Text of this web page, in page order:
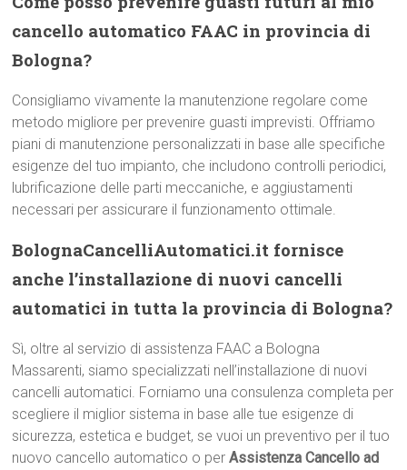
cancello automatico FAAC in provincia di
Bologna?
Consigliamo vivamente la manutenzione regolare come
metodo migliore per prevenire guasti imprevisti. Offriamo
piani di manutenzione personalizzati in base alle specifiche
esigenze del tuo impianto, che includono controlli periodici,
lubrificazione delle parti meccaniche, e aggiustamenti
necessari per assicurare il funzionamento ottimale.
BolognaCancelliAutomatici.it fornisce
anche l’installazione di nuovi cancelli
automatici in tutta la provincia di Bologna?
Sì, oltre al servizio di assistenza FAAC a Bologna
Massarenti, siamo specializzati nell’installazione di nuovi
cancelli automatici. Forniamo una consulenza completa per
scegliere il miglior sistema in base alle tue esigenze di
sicurezza, estetica e budget, se vuoi un preventivo per il tuo
nuovo cancello automatico o perAssistenza Cancello ad